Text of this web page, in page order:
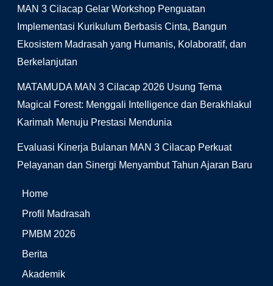
MAN 3 Cilacap Gelar Workshop Penguatan
Implementasi Kurikulum Berbasis Cinta, Bangun
Ekosistem Madrasah yang Humanis, Kolaboratif, dan
Berkelanjutan
MATAMUDA MAN 3 Cilacap 2026 Usung Tema
Magical Forest: Menggali Intelligence dan Berakhlakul
Karimah Menuju Prestasi Mendunia
Evaluasi Kinerja Bulanan MAN 3 Cilacap Perkuat
Pelayanan dan Sinergi Menyambut Tahun Ajaran Baru
Home
Profil Madrasah
PMBM 2026
Berita
Akademik